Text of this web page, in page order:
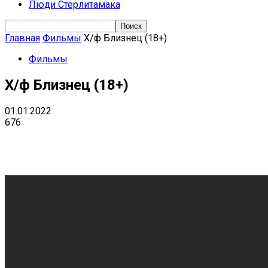
Люди Стерлитамака
Главная Фильмы Х/ф Близнец (18+)
Фильмы
Х/ф Близнец (18+)
01.01.2022
676